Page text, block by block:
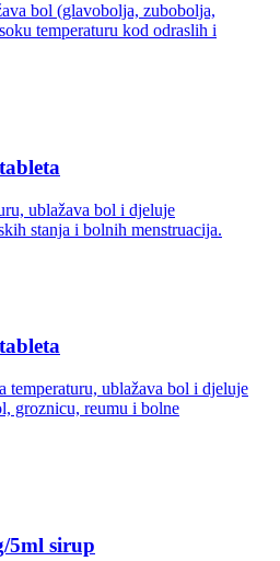
bol (glavobolja, zubobolja,
temperaturu kod odraslih i
ublažava bol i djeluje
stanja i bolnih menstruacija.
ublažava bol i djeluje
groznicu, reumu i bolne
5ml sirup